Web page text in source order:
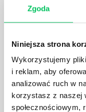
Zgoda
Niniejsza strona
Wykorzystujemy
i reklam, aby
analizować ruch w
korzystasz z naszej
społecznościowym,
Zadzwoń do nas:
tel.:505
E-mail: